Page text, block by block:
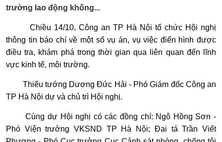
trường lao động khống...
Chiều 14/10, Công an TP Hà Nội tổ chức Hội nghị
thông tin báo chí về một số vụ án, vụ việc điển hình được
điều tra, khám phá trong thời gian qua liên quan đến lĩnh
vực kinh tế, môi trường.
Thiếu tướng Dương Đức Hải - Phó Giám đốc Công an
TP Hà Nội dự và chủ trì Hội nghị.
Cùng dự Hội nghị có các đồng chí: Ngô Hồng Sơn -
Phó Viện trưởng VKSND TP Hà Nội; Đại tá Trần Viết